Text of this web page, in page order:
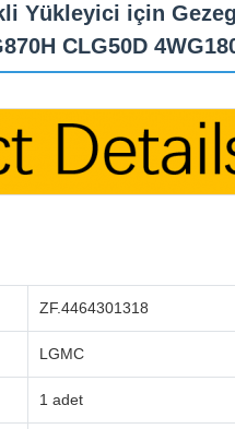
Yükleyici için
CLG50D
ZF.4464301318
LGMC
1 adet